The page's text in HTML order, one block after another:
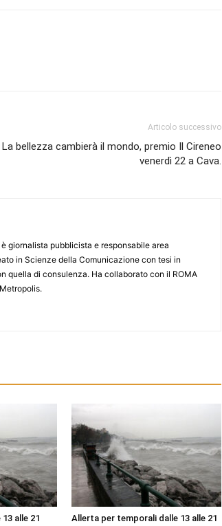
Articolo successivo
La bellezza cambierà il mondo, premio Il Cireneo
venerdì 22 a Cava.
giornalista pubblicista e responsabile area
in Scienze della Comunicazione con tesi in
quella di consulenza. Ha collaborato con il ROMA
alle 21
Allerta per temporali dalle 13 alle 21